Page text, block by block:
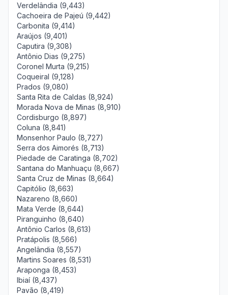
Verdelândia (9,443)
Cachoeira de Pajeú (9,442)
Carbonita (9,414)
Araújos (9,401)
Caputira (9,308)
Antônio Dias (9,275)
Coronel Murta (9,215)
Coqueiral (9,128)
Prados (9,080)
Santa Rita de Caldas (8,924)
Morada Nova de Minas (8,910)
Cordisburgo (8,897)
Coluna (8,841)
Monsenhor Paulo (8,727)
Serra dos Aimorés (8,713)
Piedade de Caratinga (8,702)
Santana do Manhuaçu (8,667)
Santa Cruz de Minas (8,664)
Capitólio (8,663)
Nazareno (8,660)
Mata Verde (8,644)
Piranguinho (8,640)
Antônio Carlos (8,613)
Pratápolis (8,566)
Angelândia (8,557)
Martins Soares (8,531)
Araponga (8,453)
Ibiaí (8,437)
Pavão (8,419)